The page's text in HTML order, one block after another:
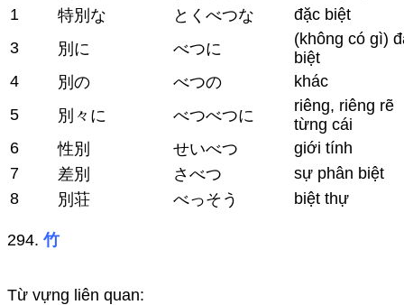
1
特別な とくべつな
đặc biệt
3
別に べつに
(không có gì)
biệt
4
別の べつの
khác
5
別々に べつべつに
riêng, riêng rẽ
từng cái
6
性別 せいべつ
giới tính
7
差別 さべつ
sự phân biệt
8
別荘 べっそう biệt thự
294. 竹
Từ vựng liên quan: